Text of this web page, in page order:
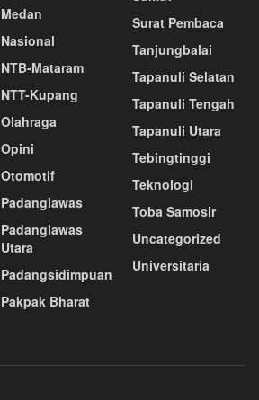
Medan
Nasional
NTB-Mataram
NTT-Kupang
Olahraga
Opini
Otomotif
Padanglawas
Padanglawas
Utara
Padangsidimpuan
Pakpak Bharat
Surat Pembaca
Tanjungbalai
Tapanuli Selatan
Tapanuli Tengah
Tapanuli Utara
Tebingtinggi
Teknologi
Toba Samosir
Uncategorized
Universitaria